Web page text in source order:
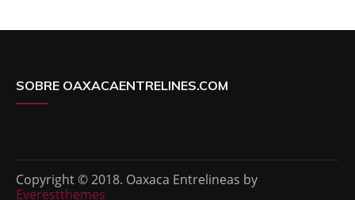
SOBRE OAXACAENTRELINES.COM
Copyright © 2018. Oaxaca Entrelineas by
Everestthemes